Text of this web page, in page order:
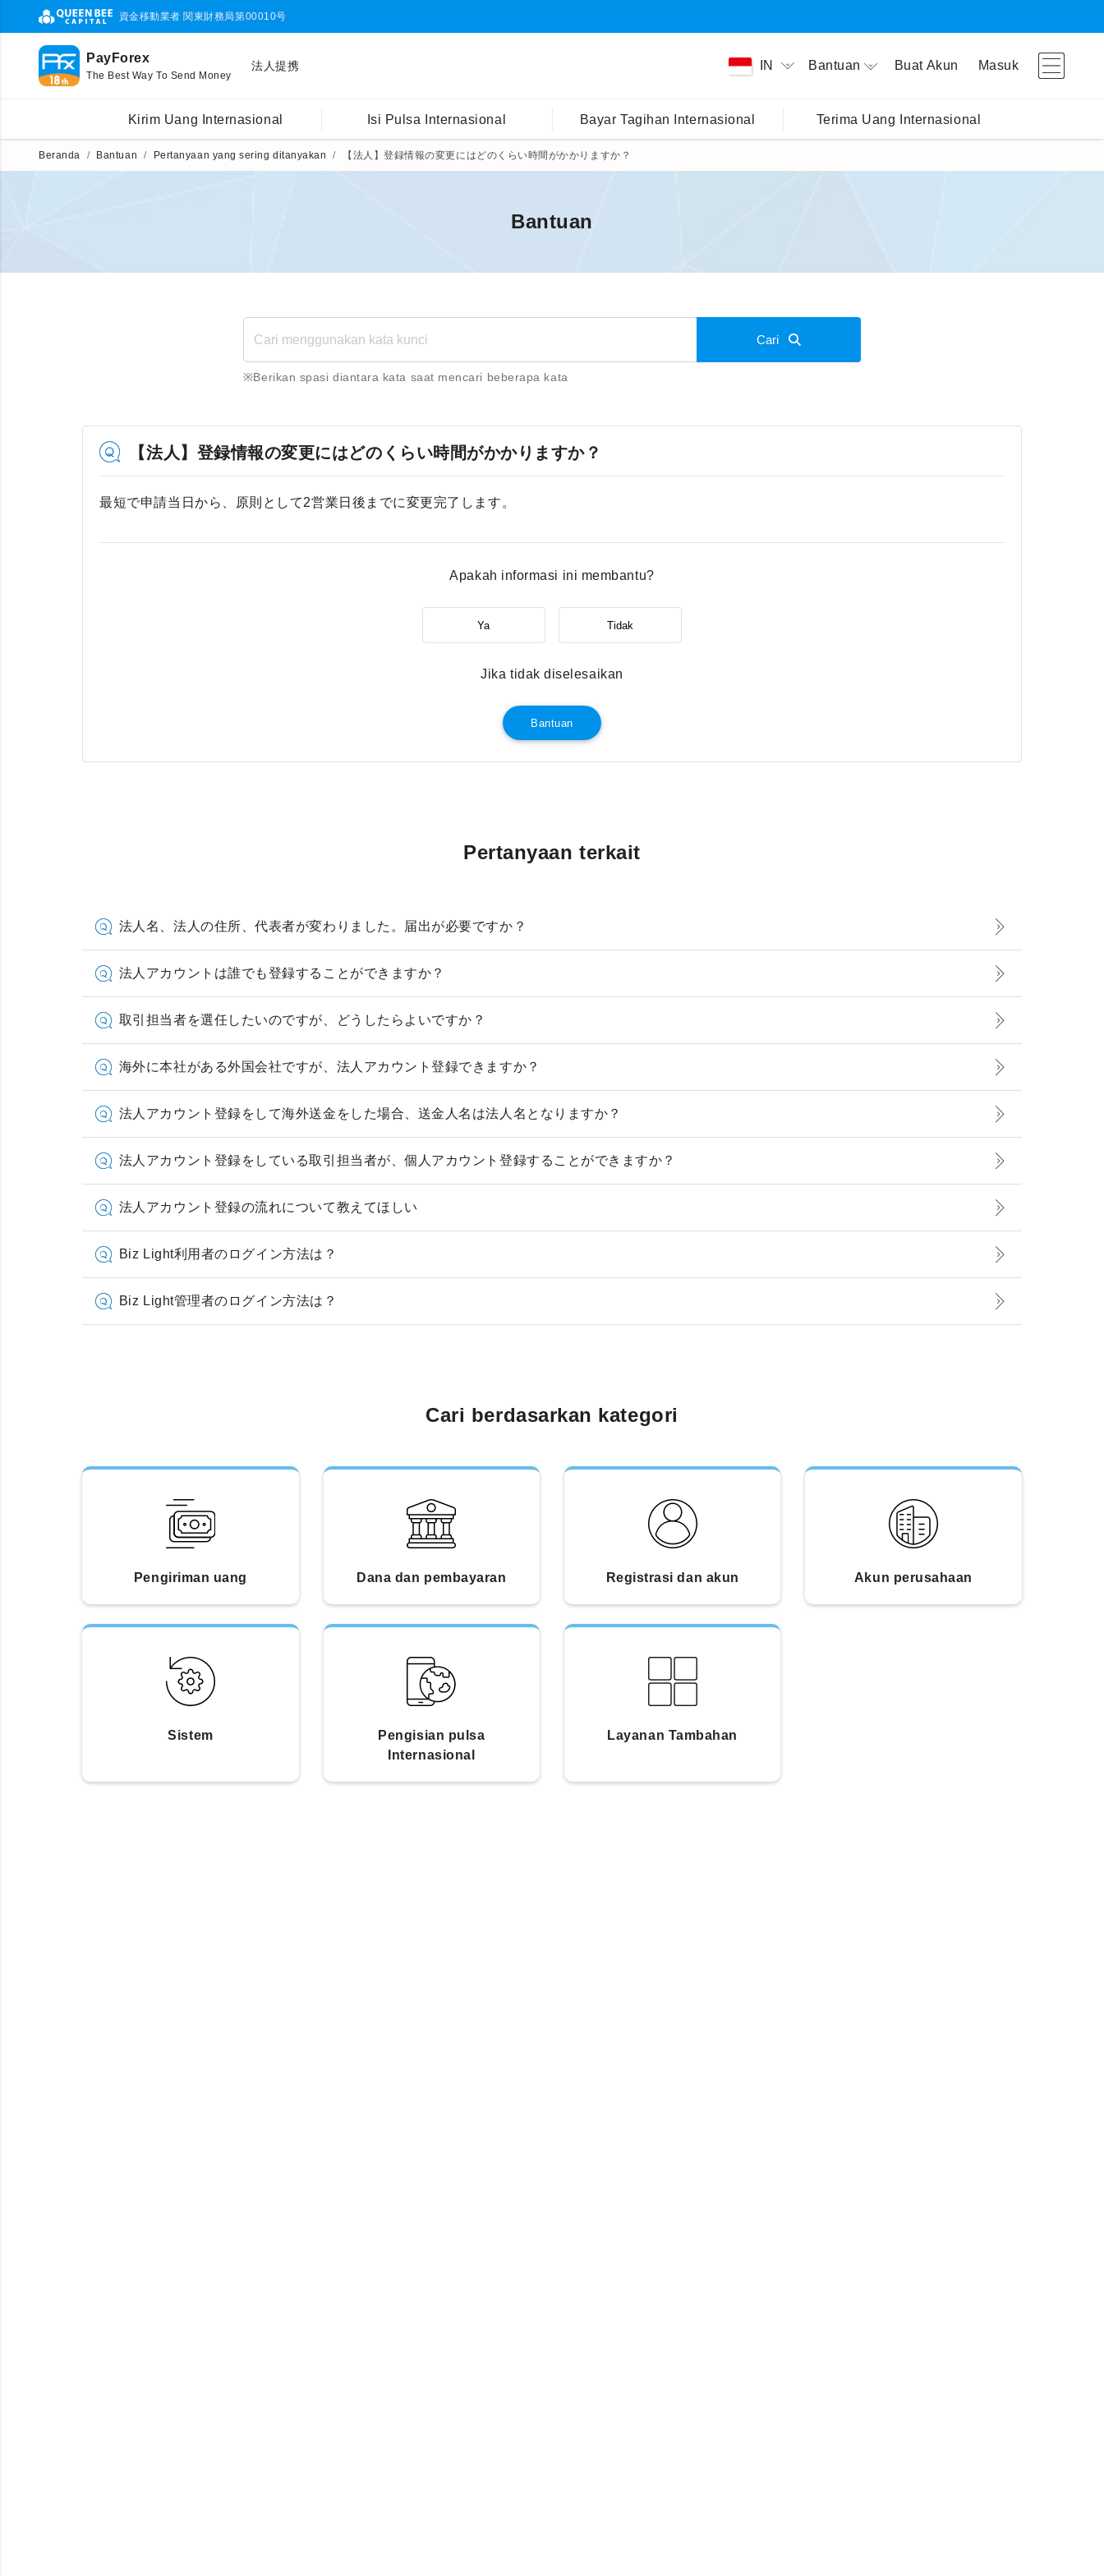
資金移動業者 関東財務局第00010号
PayForex
The Best Way To Send Money
法人提携 IN Bantuan Buat Akun Masuk
Kirim Uang Internasional Isi Pulsa Internasional Bayar Tagihan Internasional Terima Uang Internasional
Beranda Bantuan Pertanyaan yang sering ditanyakan 【法人】登録情報の変更にはどのくらい時間がかかりますか？
Bantuan
Cari
※Berikan spasi diantara kata saat mencari beberapa kata
【法人】登録情報の変更にはどのくらい時間がかかりますか？
最短で申請当日から、原則として2営業日後までに変更完了します。
Apakah informasi ini membantu?
Ya Tidak
Jika tidak diselesaikan
Bantuan
Pertanyaan terkait
法人名、法人の住所、代表者が変わりました。届出が必要ですか？
法人アカウントは誰でも登録することができますか？
取引担当者を選任したいのですが、どうしたらよいですか？
海外に本社がある外国会社ですが、法人アカウント登録できますか？
法人アカウント登録をして海外送金をした場合、送金人名は法人名となりますか？
法人アカウント登録をしている取引担当者が、個人アカウント登録することができますか？
法人アカウント登録の流れについて教えてほしい
Biz Light利用者のログイン方法は？
Biz Light管理者のログイン方法は？
Cari berdasarkan kategori
Pengiriman uang Dana dan pembayaran Registrasi dan akun Akun perusahaan
Sistem
Pengisian pulsa
Internasional
Layanan Tambahan